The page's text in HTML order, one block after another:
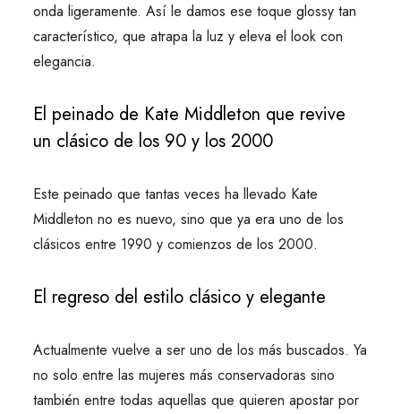
onda ligeramente. Así le damos ese toque glossy tan
característico, que atrapa la luz y eleva el look con
elegancia.
El peinado de Kate Middleton que revive
un clásico de los 90 y los 2000
Este peinado que tantas veces ha llevado Kate
Middleton no es nuevo, sino que ya era uno de los
clásicos entre 1990 y comienzos de los 2000.
El regreso del estilo clásico y elegante
Actualmente vuelve a ser uno de los más buscados. Ya
no solo entre las mujeres más conservadoras sino
también entre todas aquellas que quieren apostar por